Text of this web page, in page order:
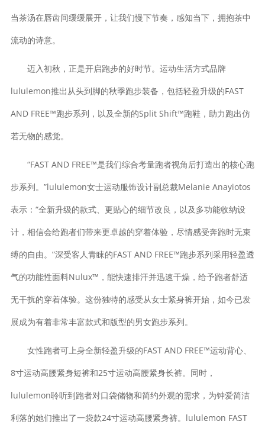
当茶汤在唇齿间缓缓展开，让我们慢下节奏，感知当下，拥抱茶中
流动的诗意。
迈入初秋，正是开启跑步的好时节。运动生活方式品牌
lululemon推出从头到脚的秋季跑步装备，包括轻盈升级的FAST
AND FREE™跑步系列，以及全新的Split Shift™跑鞋，助力跑出仿
若无物的感觉。
“FAST AND FREE™是我们综合考量跑者视角后打造出的核心跑
步系列。”lululemon女士运动服饰设计副总裁Melanie Anayiotos
表示：“全新升级的款式、更贴心的细节改良，以及多功能收纳设
计，相信会给跑者们带来更卓越的穿着体验，尽情感受奔跑时无束
缚的自由。”深受客人青睐的FAST AND FREE™跑步系列采用轻盈透
气的功能性面料Nulux™，能快速排汗并迅速干燥，给予跑者舒适
无干扰的穿着体验。这份独特的感受从女士紧身裤开始，如今已发
展成为有着非常丰富款式和版型的男女跑步系列。
女性跑者可上身全新轻盈升级的FAST AND FREE™运动背心、
8寸运动高腰紧身短裤和25寸运动高腰紧身长裤。同时，
lululemon聆听到跑者对口袋储物和简约外观的需求，为钟爱简洁
利落的她们推出了一袋款24寸运动高腰紧身裤。lululemon FAST